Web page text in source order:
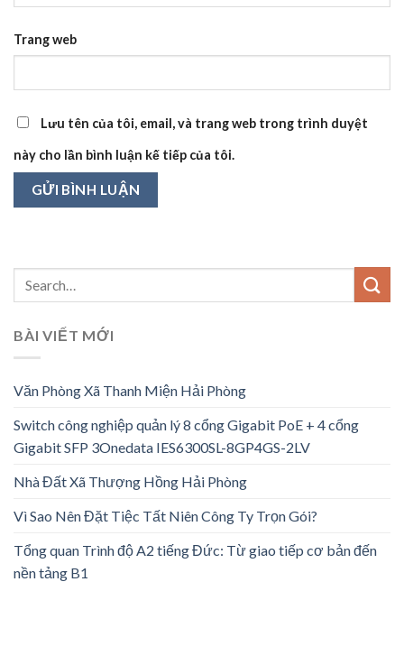
Trang web
Lưu tên của tôi, email, và trang web trong trình duyệt
này cho lần bình luận kế tiếp của tôi.
BÀI VIẾT MỚI
Văn Phòng Xã Thanh Miện Hải Phòng
Switch công nghiệp quản lý 8 cổng Gigabit PoE + 4 cổng
Gigabit SFP 3Onedata IES6300SL-8GP4GS-2LV
Nhà Đất Xã Thượng Hồng Hải Phòng
Vì Sao Nên Đặt Tiệc Tất Niên Công Ty Trọn Gói?
Tổng quan Trình độ A2 tiếng Đức: Từ giao tiếp cơ bản đến
nền tảng B1